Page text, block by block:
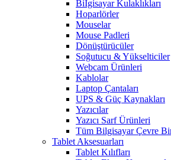
BiIgisayar Kulaklıkları
Hoparlörler
Mouselar
Mouse Padleri
Dönüştürücüler
Soğutucu & Yükselticiler
Webcam Ürünleri
Kablolar
Laptop Çantaları
UPS & Güç Kaynakları
Yazıcılar
Yazıcı Sarf Ürünleri
Tüm Bilgisayar Çevre
Tablet Aksesuarları
Tablet Kılıfları